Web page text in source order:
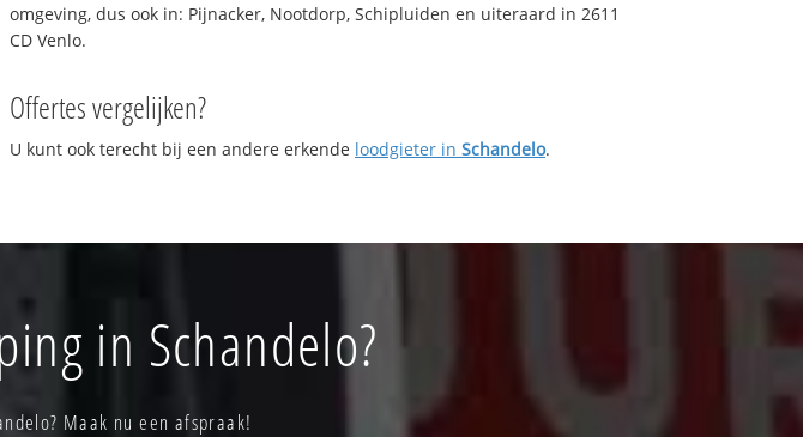
omgeving, dus ook in: Pijnacker, Nootdorp, Schipluiden en uiteraard in 2611
CD Venlo.
Offertes vergelijken?
U kunt ook terecht bij een andere erkende loodgieter in Schandelo.
in Schandelo?
Maak nu een afspraak!